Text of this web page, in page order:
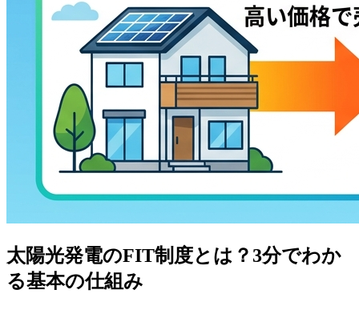
太陽光発電のFIT制度とは？3分でわか
る基本の仕組み